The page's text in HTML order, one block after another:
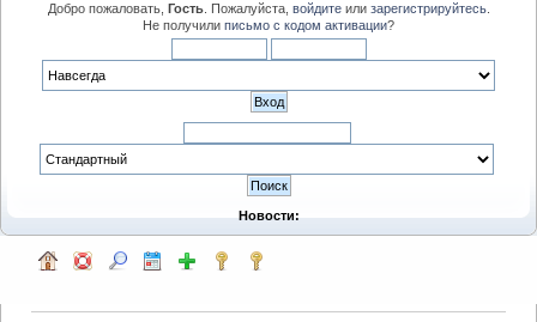
Добро пожаловать, Гость. Пожалуйста, войдитеили зарегистрируйтесь.
Не получили письмо с кодом активации?
Новости: